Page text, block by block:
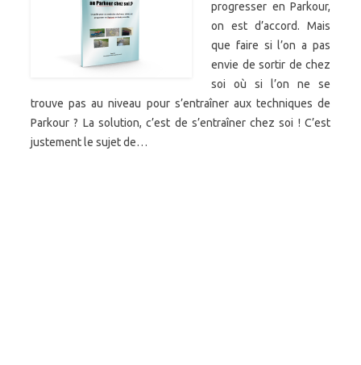
progresser en Parkour,
on est d’accord. Mais
que faire si l’on a pas
envie de sortir de chez
soi où si l’on ne se
trouve pas au niveau pour s’entraîner aux techniques de
Parkour ? La solution, c’est de s’entraîner chez soi ! C’est
justement le sujet de…